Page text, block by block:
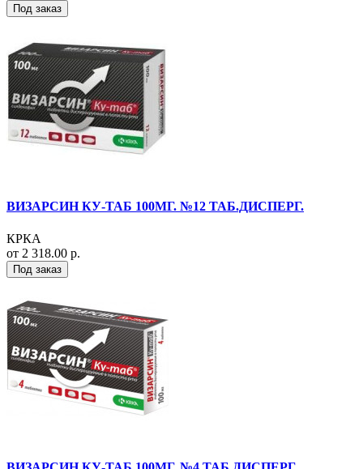
Под заказ
ВИЗАРСИН КУ-ТАБ 100МГ. №12 ТАБ.ДИСПЕРГ.
КРКА
от 2 318.00 р.
Под заказ